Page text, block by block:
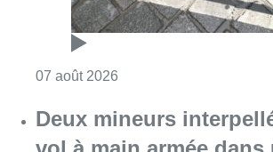
07 août 2026
Deux mineurs